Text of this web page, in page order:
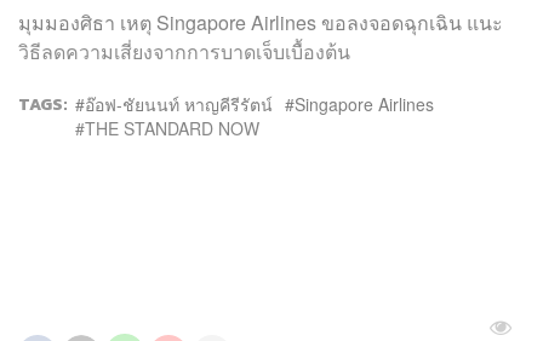
มุมมองศิธา เหตุ Singapore Airlines ขอลงจอดฉุกเฉิน แนะ
วิธีลดความเสี่ยงจากการบาดเจ็บเบื้องต้น
TAGS: อ๊อฟ-ชัยนนท์ หาญคีรีรัตน์
Singapore Airlines
THE STANDARD NOW